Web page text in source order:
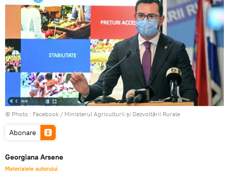
© Photo : Facebook / Ministerul Agriculturii și Dezvoltării Rurale
Abonare
Georgiana Arsene
Materialele autorului